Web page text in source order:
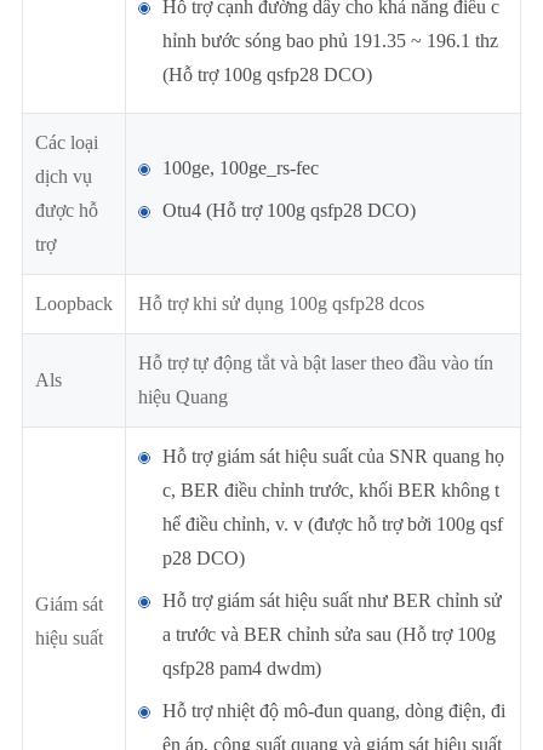
Hỗ trợ cạnh đường dây cho khả năng điều c
hỉnh bước sóng bao phủ 191.35 ~ 196.1 thz
(Hỗ trợ 100g qsfp28 DCO)
Các loại
dịch vụ
được hỗ
trợ
100ge, 100ge_rs-fec
Otu4 (Hỗ trợ 100g qsfp28 DCO)
Loopback Hỗ trợ khi sử dụng 100g qsfp28 dcos
Als
Hỗ trợ tự động tắt và bật laser theo đầu vào tín
hiệu Quang
Giám sát
hiệu suất
Hỗ trợ giám sát hiệu suất của SNR quang họ
c, BER điều chỉnh trước, khối BER không t
hể điều chỉnh, v. v (được hỗ trợ bởi 100g qsf
p28 DCO)
Hỗ trợ giám sát hiệu suất như BER chỉnh sử
a trước và BER chỉnh sửa sau (Hỗ trợ 100g
qsfp28 pam4 dwdm)
Hỗ trợ nhiệt độ mô-đun quang, dòng điện, đi
ện áp, công suất quang và giám sát hiệu suất